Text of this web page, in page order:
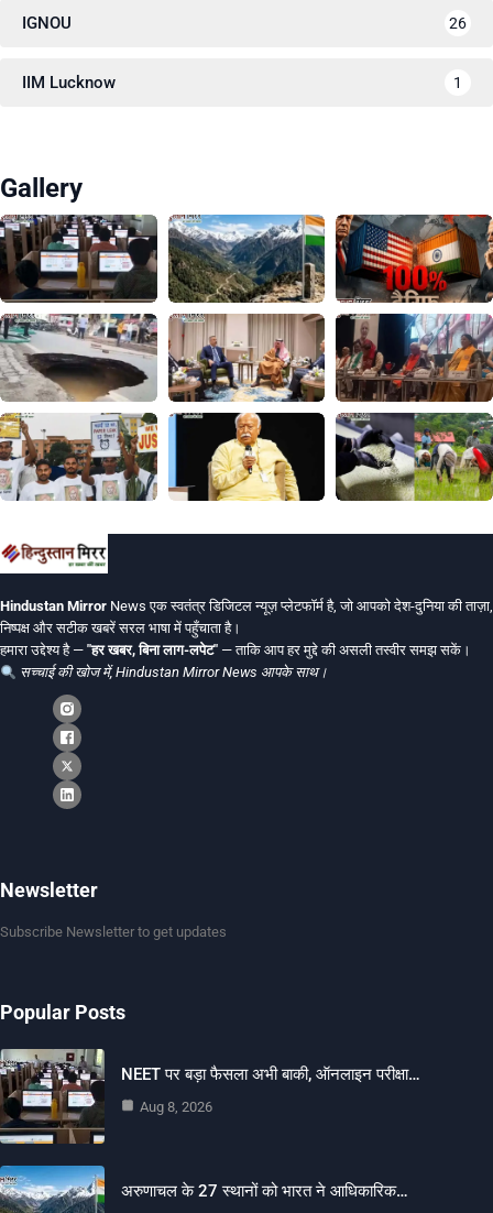
IGNOU 26
IIM Lucknow 1
Gallery
Hindustan Mirror News एक स्वतंत्र डिजिटल न्यूज़ प्लेटफॉर्म है, जो आपको देश-दुनिया की ताज़ा,
निष्पक्ष और सटीक खबरें सरल भाषा में पहुँचाता है।
हमारा उद्देश्य है — "हर खबर, बिना लाग-लपेट" — ताकि आप हर मुद्दे की असली तस्वीर समझ सकें।
सच्चाई की खोज में, Hindustan Mirror News आपके साथ।
Newsletter
Subscribe Newsletter to get updates
Popular Posts
NEET पर बड़ा फैसला अभी बाकी, ऑनलाइन परीक्षा…
Aug 8, 2026
अरुणाचल के 27 स्थानों को भारत ने आधिकारिक…